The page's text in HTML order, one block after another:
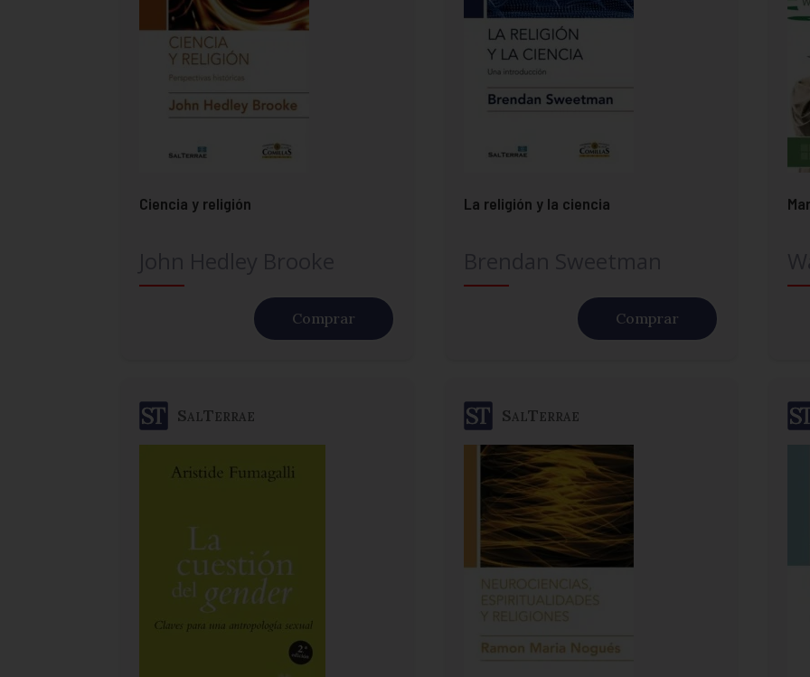
Ciencia y religión
Comprar
La religión y la ciencia
Comprar
SalTerrae SalTerrae